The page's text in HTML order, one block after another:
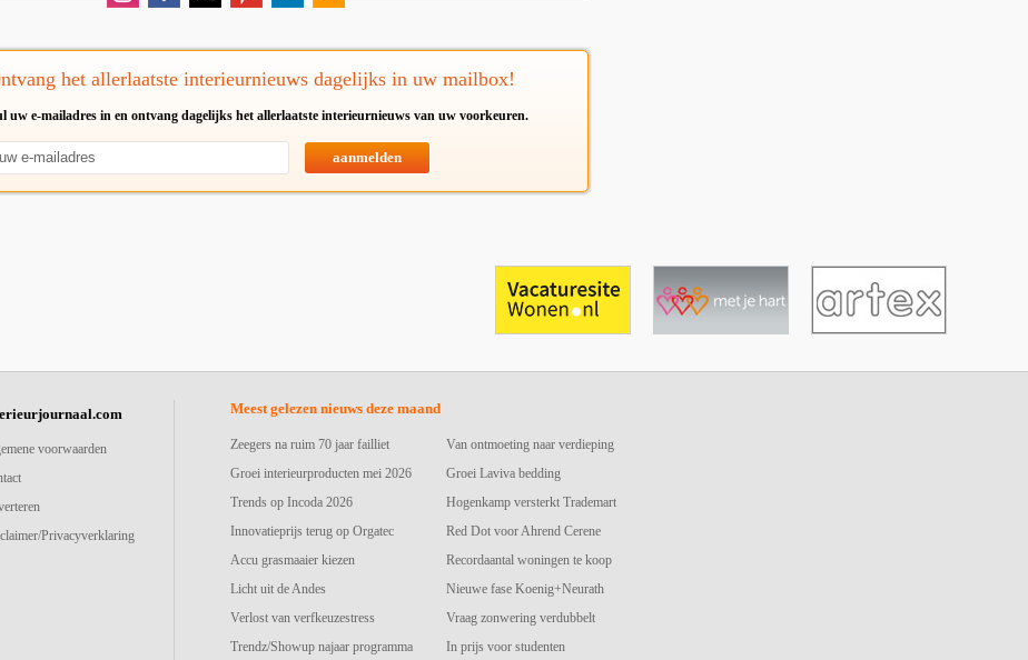
het allerlaatste interieurnieuws dagelijks in uw mailbox!
uw e-mailadres in en ontvang dagelijks het allerlaatste interieurnieuws van uw voorkeuren.
aanmelden
voorwaarden
Privacyverklaring
Meest gelezen nieuws deze maand
Zeegers na ruim 70 jaar failliet
Groei interieurproducten mei 2026
Trends op Incoda 2026
Innovatieprijs terug op Orgatec
Accu grasmaaier kiezen
Licht uit de Andes
Verlost van verfkeuzestress
Trendz/Showup najaar programma
Van ontmoeting naar verdieping
Groei Laviva bedding
Hogenkamp versterkt Trademart
Red Dot voor Ahrend Cerene
Recordaantal woningen te koop
Nieuwe fase Koenig+Neurath
Vraag zonwering verdubbelt
In prijs voor studenten